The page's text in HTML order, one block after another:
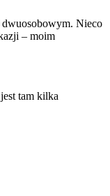
dwuosobowym. Nieco
– moim
tam kilka